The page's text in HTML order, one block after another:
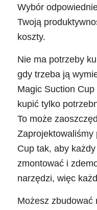
Wybór
Twoją
koszty.
Nie ma potrzeby
gdy trzeba ją
Magic Suction
kupić tylko
To może
Zaprojektowaliśmy
Cup tak, aby każdy
zmontować i
narzędzi, więc
Możesz zbudować